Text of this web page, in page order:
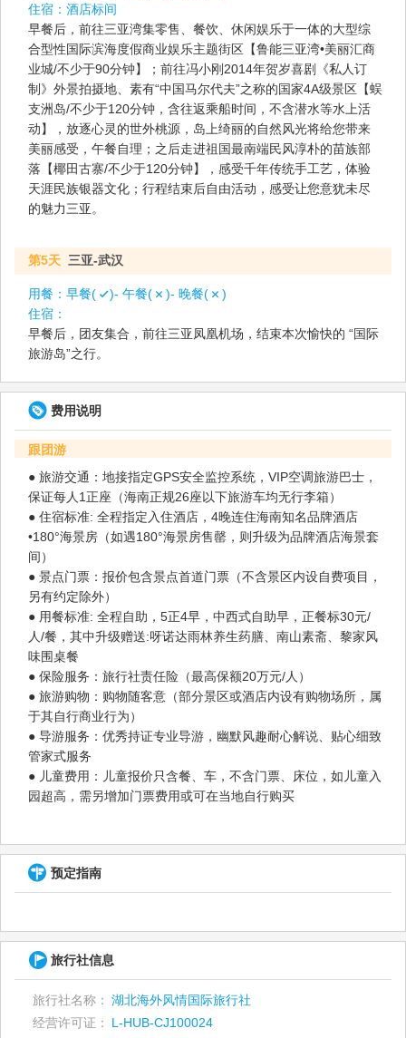
住宿： 酒店标间
早餐后，前往三亚湾集零售、餐饮、休闲娱乐于一体的大型综
合型性国际滨海度假商业娱乐主题街区【鲁能三亚湾•美丽汇商
业城/不少于90分钟】；前往冯小刚2014年贺岁喜剧《私人订
制》外景拍摄地、素有“中国马尔代夫”之称的国家4A级景区【蜈
支洲岛/不少于120分钟，含往返乘船时间，不含潜水等水上活
动】，放逐心灵的世外桃源，岛上绮丽的自然风光将给您带来
美丽感受，午餐自理；之后走进祖国最南端民风淳朴的苗族部
落【椰田古寨/不少于120分钟】，感受千年传统手工艺，体验
天涯民族银器文化；行程结束后自由活动，感受让您意犹未尽
的魅力三亚。
第5天 三亚-武汉
用餐： 早餐( )- 午餐( )- 晚餐(
)
住宿：
早餐后，团友集合，前往三亚凤凰机场，结束本次愉快的 “国际
旅游岛”之行。
费用说明
跟团游
● 旅游交通：地接指定GPS安全监控系统，VIP空调旅游巴士，
保证每人1正座（海南正规26座以下旅游车均无行李箱）
● 住宿标准: 全程指定入住酒店，4晚连住海南知名品牌酒店
•180°海景房（如遇180°海景房售罄，则升级为品牌酒店海景套
间）
● 景点门票：报价包含景点首道门票（不含景区内设自费项目，
另有约定除外）
● 用餐标准: 全程自助，5正4早，中西式自助早，正餐标30元/
人/餐，其中升级赠送:呀诺达雨林养生药膳、南山素斋、黎家风
味围桌餐
● 保险服务：旅行社责任险（最高保额20万元/人）
● 旅游购物：购物随客意（部分景区或酒店内设有购物场所，属
于其自行商业行为）
● 导游服务：优秀持证专业导游，幽默风趣耐心解说、贴心细致
管家式服务
● 儿童费用：儿童报价只含餐、车，不含门票、床位，如儿童入
园超高，需另增加门票费用或可在当地自行购买
预定指南
旅行社信息
旅行社名称： 湖北海外风情国际旅行社
经营许可证：
L-HUB-CJ100024